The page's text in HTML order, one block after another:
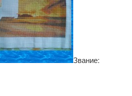
Звание: